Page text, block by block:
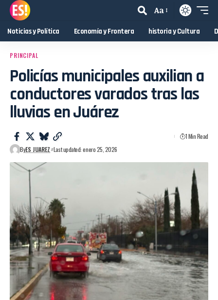
Aa
Noticias y Política Economía y Frontera historia y Cultura
PRINCIPAL
Policías municipales auxilian a
conductores varados tras las
lluvias en Juárez
ByES JUAREZ Last updated: enero 25, 2026
1 Min Read